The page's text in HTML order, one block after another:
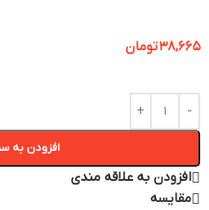
38,665تومان
افزودن به
افزودن به علاقه مندی
مقایسه